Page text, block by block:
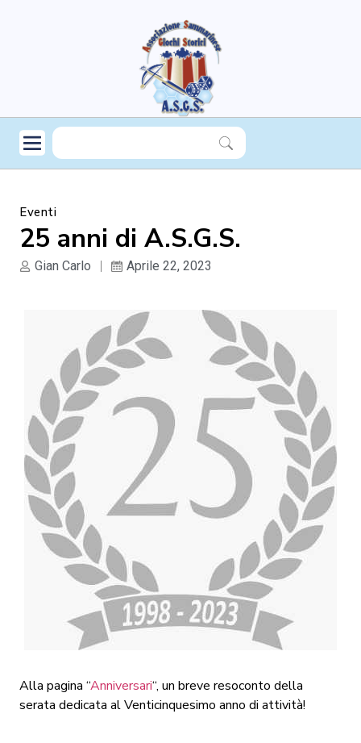
Eventi
25 anni di A.S.G.S.
Gian Carlo Aprile 22, 2023
Alla pagina “Anniversari“, un breve resoconto della
serata dedicata al Venticinquesimo anno di attività!